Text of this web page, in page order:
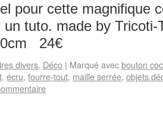
pour cette magnifique
un tuto. made by
24€
divers, Déco | Marqué avecbouton
, écru, fourre-tout, maille serrée, objets